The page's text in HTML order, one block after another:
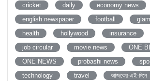
cricket
daily
economy news
english newspaper
football
health
hollywood insurance
job circular
movie news
ONE
ONE NEWS
probashi news
technology
travel
আজকের-এই-দিনে